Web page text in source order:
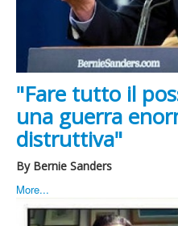
"Fare tutto il
una guerra
distruttiva"
By Bernie Sanders
More...